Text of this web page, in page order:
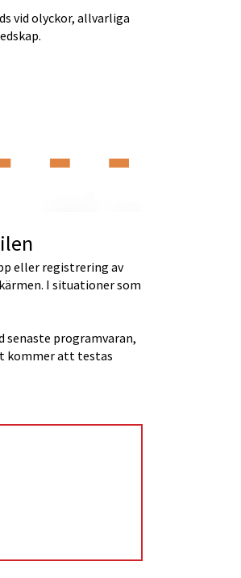
vid olyckor, allvarliga
eller registrering av
I situationer som
senaste programvaran,
kommer att testas